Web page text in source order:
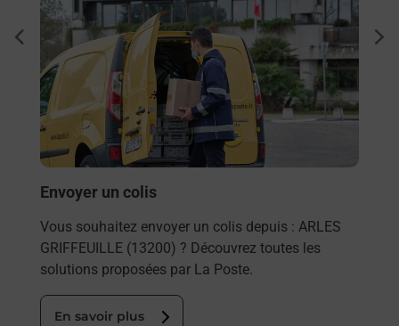
Envoyer un colis
Vous souhaitez envoyer un colis depuis : ARLES
GRIFFEUILLE (13200) ? Découvrez toutes les
solutions proposées par La Poste.
En savoir plus